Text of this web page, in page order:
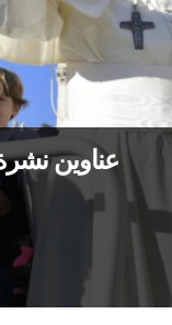
عناوين نشرة الاثنين 2 أيلول